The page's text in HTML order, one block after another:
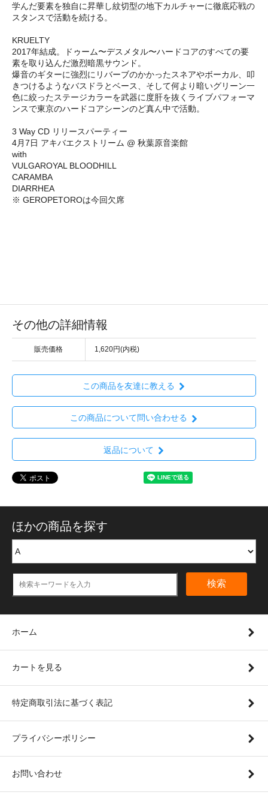
学んだ要素を独自に昇華し紋切型の地下カルチャーに徹底応戦の
スタンスで活動を続ける。
KRUELTY
2017年結成。ドゥーム〜デスメタル〜ハードコアのすべての要
素を取り込んだ激烈暗黒サウンド。
爆音のギターに強烈にリバーブのかかったスネアやボーカル、叩
きつけるようなバスドラとベース、そして何より暗いグリーン一
色に絞ったステージカラーを武器に度肝を抜くライブパフォーマ
ンスで東京のハードコアシーンのど真ん中で活動。
3 Way CD リリースパーティー
4月7日 アキバエクストリーム @ 秋葉原音楽館
with
VULGAROYAL BLOODHILL
CARAMBA
DIARRHEA
※ GEROPETOROは今回欠席
その他の詳細情報
販売価格 1,620円(内税)
この商品を友達に教える
この商品について問い合わせる
返品について
ほかの商品を探す
検索
ホーム
カートを見る
特定商取引法に基づく表記
プライバシーポリシー
お問い合わせ